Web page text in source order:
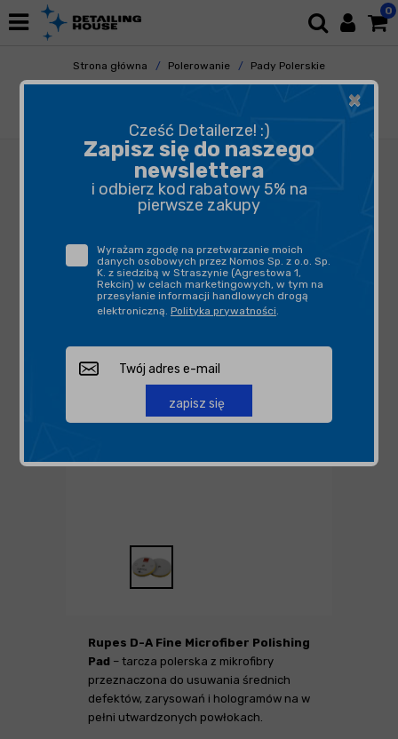
0
Strona główna Polerowanie
Pady Polerskie
Pady Mikrofibrowe
Rupes D-A Fine Microfiber Polishing
Pad – tarcza polerska z mikrofibry
przeznaczona do usuwania średnich
defektów, zarysowań i hologramów na w
pełni utwardzonych powłokach.
×
Cześć Detailerze! :)
Zapisz się do naszego
newslettera
i odbierz kod rabatowy 5% na
pierwsze zakupy
Wyrażam zgodę na przetwarzanie moich
danych osobowych przez Nomos Sp. z o.o. Sp.
K. z siedzibą w Straszynie (Agrestowa 1,
Rekcin) w celach marketingowych, w tym na
przesyłanie informacji handlowych drogą
elektroniczną. Polityka prywatności.
zapisz się